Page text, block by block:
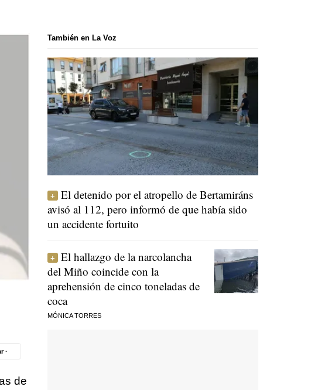
·
de
También en La Voz
El detenido por el atropello de Bertamiráns
avisó al 112, pero informó de que había sido
un accidente fortuito
El hallazgo de la narcolancha
del Miño coincide con la
aprehensión de cinco toneladas de
coca
MÓNICA TORRES